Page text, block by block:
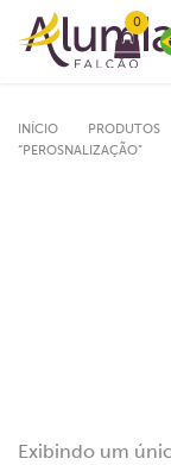
0
INÍCIO PRODUTOS
“PEROSNALIZAÇÃO”
Exibindo um